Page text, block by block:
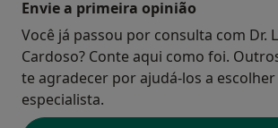
Envie a primeira opinião
Você já passou por consulta com Dr.
Cardoso? Conte aqui como foi.
te agradecer por ajudá-los a
especialista.